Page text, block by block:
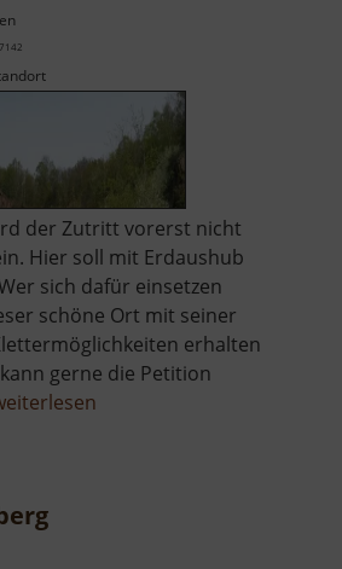
der Zutritt vorerst nicht
Hier soll mit Erdaushub
sich dafür einsetzen
schöne Ort mit seiner
erhalten
gerne die Petition